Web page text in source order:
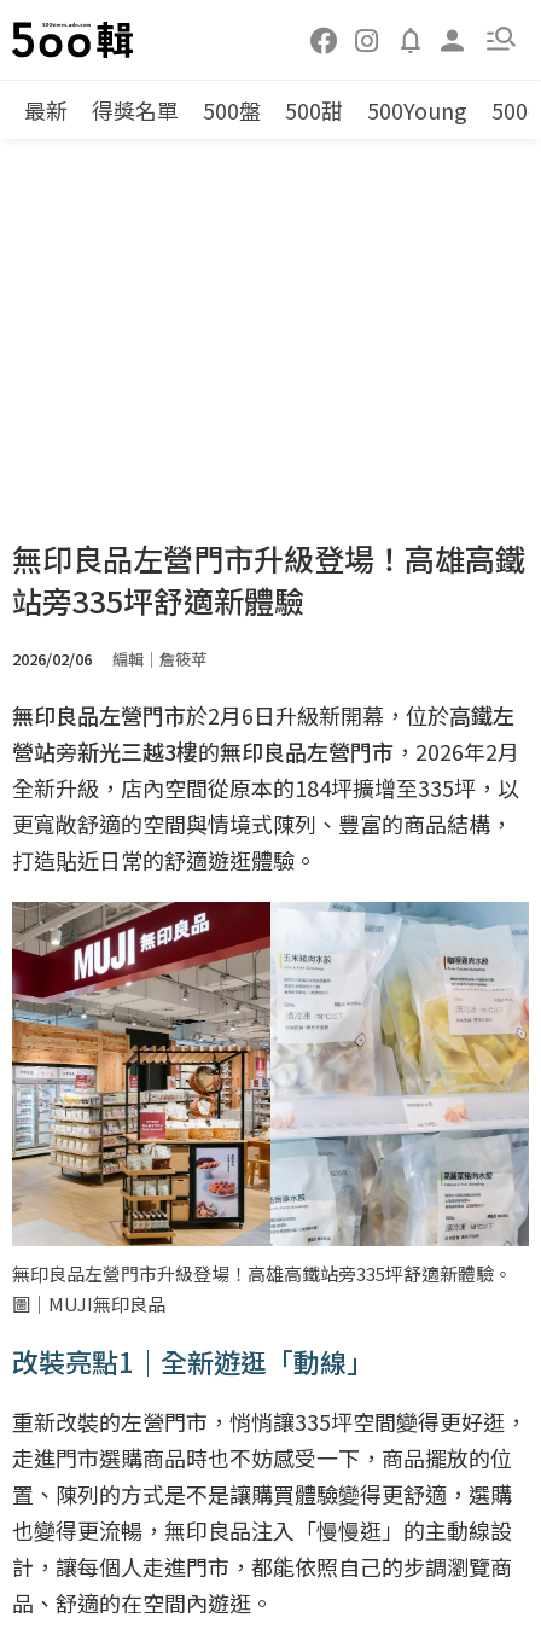
最新 得獎名單 500盤 500甜 500Young 500
無印良品左營門市升級登場！高雄高鐵
站旁335坪舒適新體驗
2026/02/06 編輯｜詹筱苹
無印良品左營門市於2月6日升級新開幕，位於高鐵左
營站旁新光三越3樓的無印良品左營門市 ，2026年2月
全新升級，店內空間從原本的184坪擴增至335坪，以
更寬敞舒適的空間與情境式陳列、豐富的商品結構，
打造貼近日常的舒適遊逛體驗。
無印良品左營門市升級登場！高雄高鐵站旁335坪舒適新體驗。
圖｜MUJI無印良品
改裝亮點1｜全新遊逛「動線」
重新改裝的左營門市，悄悄讓335坪空間變得更好逛，
走進門市選購商品時也不妨感受一下，商品擺放的位
置、陳列的方式是不是讓購買體驗變得更舒適，選購
也變得更流暢，無印良品注入「慢慢逛」的主動線設
計，讓每個人走進門市，都能依照自己的步調瀏覽商
品、舒適的在空間內遊逛。